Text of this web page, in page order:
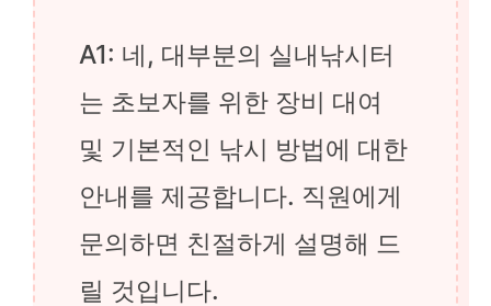
A1: 네, 대부분의 실내낚시터
는 초보자를 위한 장비 대여
및 기본적인 낚시 방법에 대한
안내를 제공합니다. 직원에게
문의하면 친절하게 설명해 드
릴 것입니다.